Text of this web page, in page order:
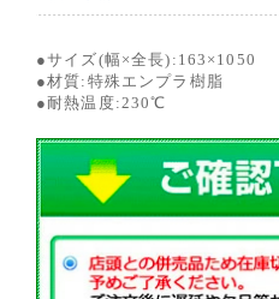
●サイズ(幅×全長):163×1050
●材質:特殊エンプラ樹脂
●耐熱温度:230℃